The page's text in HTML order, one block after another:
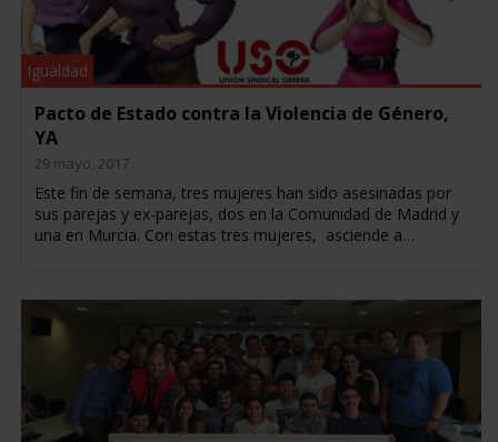
Igualdad
Pacto de Estado contra la Violencia de Género,
YA
29 mayo, 2017
Este fin de semana, tres mujeres han sido asesinadas por
sus parejas y ex-parejas, dos en la Comunidad de Madrid y
una en Murcia. Con estas tres mujeres, asciende a…